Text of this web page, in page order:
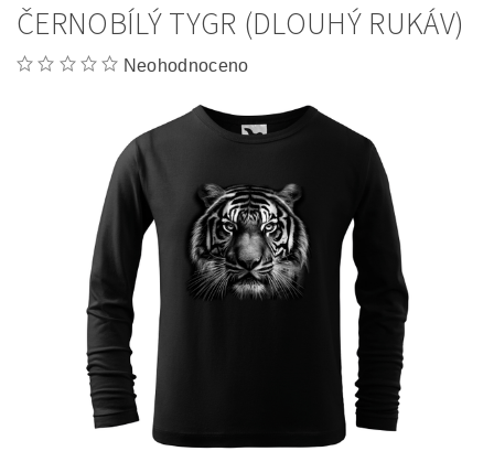
ČERNOBÍLÝ TYGR (DLOUHÝ RUKÁV)
Neohodnoceno